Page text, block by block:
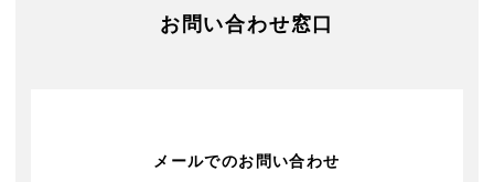
お問い合わせ窓口
メールでのお問い合わせ